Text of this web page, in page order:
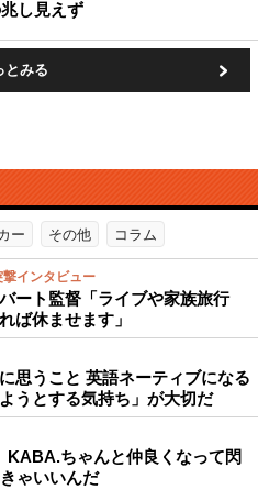
し見えず
とみる
ー その他 コラム
インタビュー
ート監督「ライブや家族旅行
ば休ませます」
思うこと 英語ネーティブになる
うとする気持ち」が大切だ
KABA.ちゃんと仲良くなって閃
ゃいいんだ